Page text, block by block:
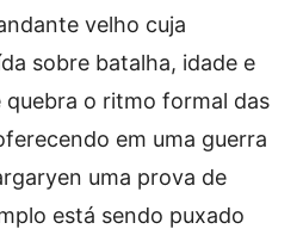
velho cuja
sobre batalha, idade e
quebra o ritmo formal das
em uma guerra
uma prova de
está sendo puxado